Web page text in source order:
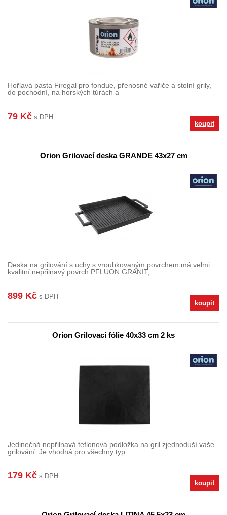
Hořlavá pasta Firegal pro fondue, přenosné vařiče a stolní grily,
do pochodní, na horských túrách a
79 Kč s DPH
koupit
Orion Grilovací deska GRANDE 43x27 cm
Deska na grilování s uchy s vroubkovaným povrchem má velmi
kvalitní nepřilnavý povrch PFLUON GRANIT,
899 Kč s DPH
koupit
Orion Grilovací fólie 40x33 cm 2 ks
Jedinečná nepřilnavá teflonová podložka na gril zjednoduší vaše
grilování. Je vhodná pro všechny typ
179 Kč s DPH
koupit